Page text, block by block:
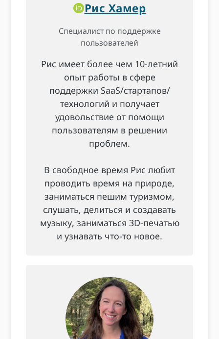
Рис Хамер
Специалист по поддержке
пользователей
Рис имеет более чем 10-летний
опыт работы в сфере
поддержки SaaS/стартапов/
технологий и получает
удовольствие от помощи
пользователям в решении
проблем.
В свободное время Рис любит
проводить время на природе,
заниматься пешим туризмом,
слушать, делиться и создавать
музыку, заниматься 3D-печатью
и узнавать что-то новое.